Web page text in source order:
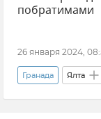
побратимами
26 января 2024,
Гранада Ялта
Янина Павленко